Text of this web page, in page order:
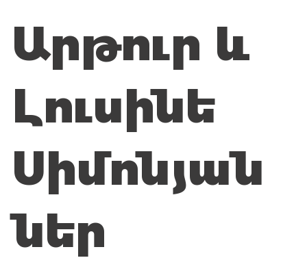
Արթուր և
Լուսինե
Սիմոնյան
ներ